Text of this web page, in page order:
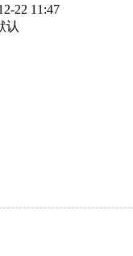
22 11:47
认